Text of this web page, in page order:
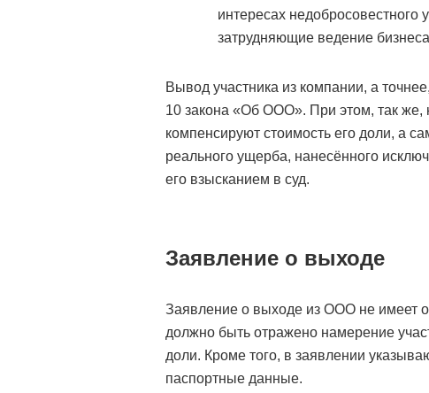
интересах
затрудняющие ведение
Вывод участника из компании, а
10 закона «Об ООО». При этом, так же,
компенсируют стоимость его доли, а
реального ущерба, нанесённого
его взысканием в суд.
Заявление о выходе
Заявление о выходе из ООО не имеет
должно быть отражено намерение
доли. Кроме того, в заявлении
паспортные данные.